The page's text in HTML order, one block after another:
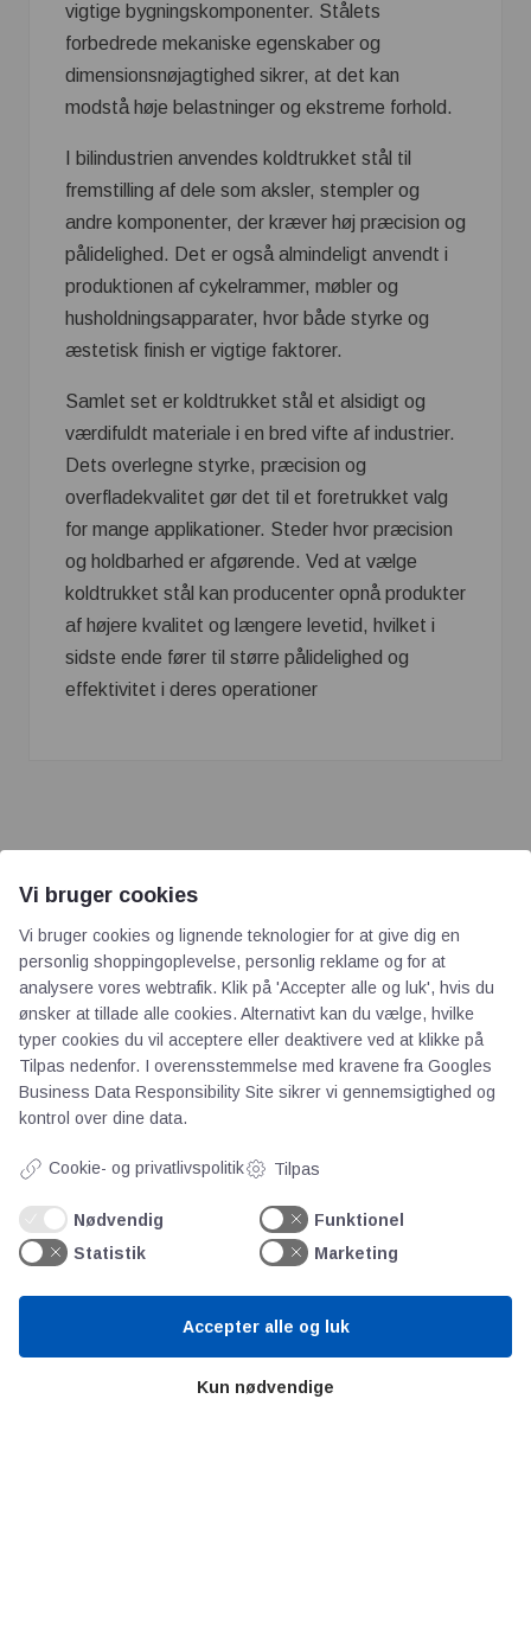
vigtige bygningskomponenter. Stålets
forbedrede mekaniske egenskaber og
dimensionsnøjagtighed sikrer, at det kan
modstå høje belastninger og ekstreme forhold.
I bilindustrien anvendes koldtrukket stål til
fremstilling af dele som aksler, stempler og
andre komponenter, der kræver høj præcision og
pålidelighed. Det er også almindeligt anvendt i
produktionen af cykelrammer, møbler og
husholdningsapparater, hvor både styrke og
æstetisk finish er vigtige faktorer.
Samlet set er koldtrukket stål et alsidigt og
værdifuldt materiale i en bred vifte af industrier.
Dets overlegne styrke, præcision og
overfladekvalitet gør det til et foretrukket valg
for mange applikationer. Steder hvor præcision
og holdbarhed er afgørende. Ved at vælge
koldtrukket stål kan producenter opnå produkter
af højere kvalitet og længere levetid, hvilket i
sidste ende fører til større pålidelighed og
effektivitet i deres operationer
AOT
Priser
Kontakt
Persondata
Videncentre
Teknologisk Institut
Bitva
Litteratur
Vi bruger cookies
Vi bruger cookies og lignende teknologier for at give dig en
personlig shoppingoplevelse, personlig reklame og for at
analysere vores webtrafik. Klik på 'Accepter alle og luk', hvis du
ønsker at tillade alle cookies. Alternativt kan du vælge, hvilke
typer cookies du vil acceptere eller deaktivere ved at klikke på
Tilpas nedenfor. I overensstemmelse med kravene fra Googles
Business Data Responsibility Site sikrer vi gennemsigtighed og
kontrol over dine data.
Cookie- og privatlivspolitik Tilpas
Nødvendig
Funktionel
Statistik
Marketing
Kun nødvendige
Accepter alle og luk